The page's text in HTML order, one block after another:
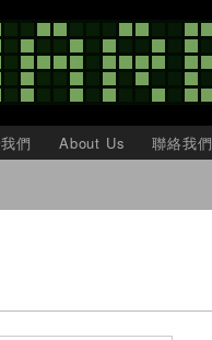
至
主
容
們 About Us 聯絡我們